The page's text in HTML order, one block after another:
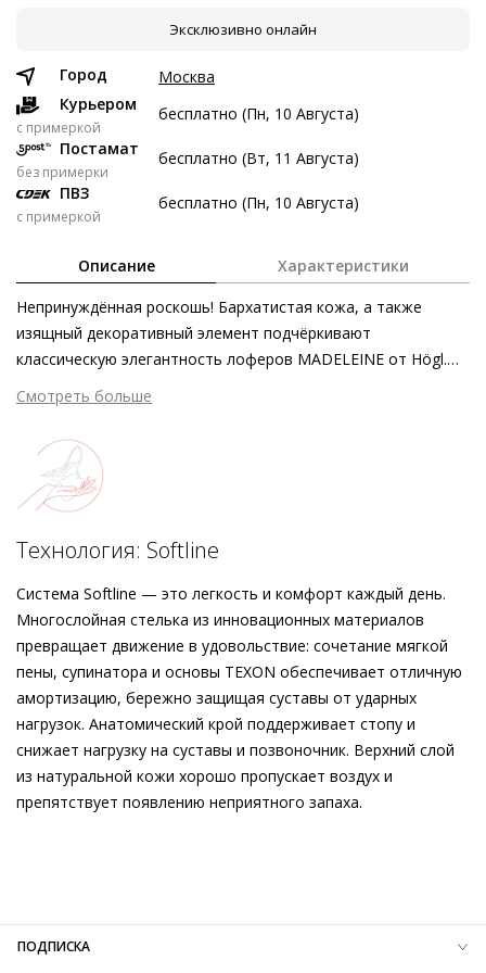
22 авг
5 сен
Без переплат
Долями
Разделите стоимость покупки
Заплатите сейчас только часть, а оставшееся будем
Затем по 4 197 ₽ раз в 2 недели
Подробнее о сервисе можно узнать на
Эксклюзивно онлайн
Город
Москва
Курьером
c примеркой
бесплатно (Пн, 10 Августа)
Постамат
без примерки
бесплатно (Вт, 11 Августа)
ПВЗ
с примеркой
бесплатно (Пн, 10 Августа)
Описание Характеристики
Непринуждённая роскошь! Бархатистая кожа, а также
изящный декоративный элемент подчёркивают
классическую элегантность лоферов MADELEINE от Högl.
Качественная и комфортная пара кожаных лоферов,
неподвластных влиянию времени и трендов – необходимая
база любого гардероба. Обтянутый кожей блочный каблук
завершает изысканный силуэт модели. Лоферы,
изготовленные этичными методами на экологически
безопасном производстве, покоряют безупречной
посадкой и первоклассным комфортом, которые возможны
кожаной подкладке. Прямые юбки или широкие брюки –
этот универсальный аксессуар с лёгкостью впишется в
любой образ.
Смотреть больше
Технология: Softline
Система Softline — это легкость и комфорт каждый день.
Многослойная стелька из инновационных материалов
превращает движение в удовольствие: сочетание мягкой
пены, супинатора и основы TEXON обеспечивает отличную
амортизацию, бережно защищая суставы от ударных
нагрузок. Анатомический крой поддерживает стопу и
снижает нагрузку на суставы и позвоночник. Верхний слой
из натуральной кожи хорошо пропускает воздух и
препятствует появлению неприятного запаха.
Материал подошвы Резиновая подошва с защитой от
скольжения
ПОДПИСКА